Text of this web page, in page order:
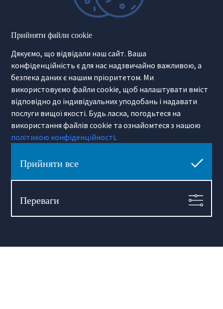
31-117 Krakow
krakow@hamiltonmay.com
Hamilton May Wrocław
Прийняти файли cookie
Дякуємо, що відвідали наш сайт. Ваша
конфіденційність є для нас надзвичайно важливою, а
безпека даних є нашим пріоритетом. Ми
використовуємо файли cookie, щоб налаштувати вміст
відповідно до індивідуальних уподобань і надавати
послуги вищої якості. Будь ласка, погодьтеся на
використання файлів cookie та ознайомтеся з нашою
політикою конфіденційності.
Прийняти все
Переваги